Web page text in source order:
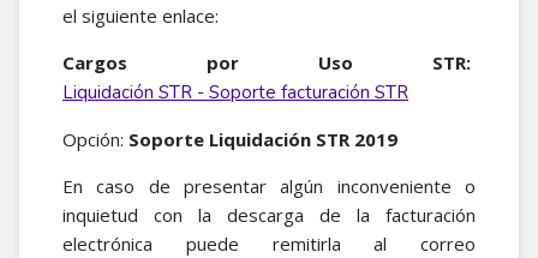
el siguiente enlace:
Cargos por Uso STR:
Liquidación STR - Soporte facturación STR
Opción: Soporte Liquidación STR 2019
En caso de presentar algún inconveniente o
inquietud con la descarga de la facturación
electrónica puede remitirla al correo